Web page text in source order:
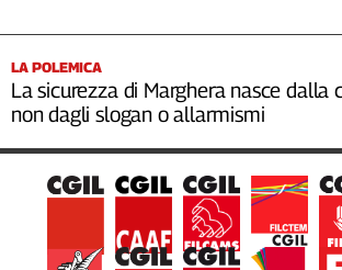
LA POLEMICA
La sicurezza di Marghera nasce dalla
non dagli slogan o allarmismi